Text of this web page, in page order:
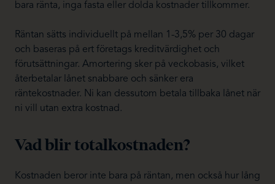
bara ränta, inga fasta eller dolda kostnader tillkommer.
Räntan sätts individuellt på mellan 1-3,5% per 30 dagar
och baseras på ert företags kreditvärdighet och
förutsättningar. Amortering sker på veckobasis, vilket
återbetalar lånet snabbare och sänker era
räntekostnader. Ni kan dessutom betala tillbaka lånet när
ni vill utan extra kostnad.
Vad blir totalkostnaden?
Kostnaden beror inte bara på räntan, men också hur lång